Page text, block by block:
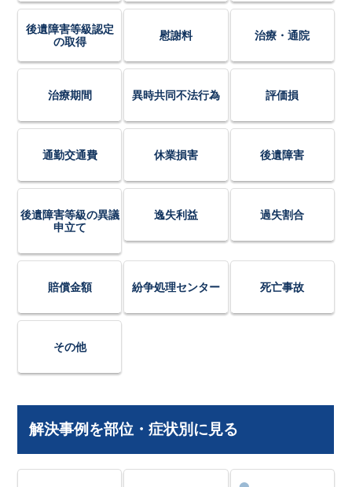
後遺障害等級認定
の取得
慰謝料 治療・通院
治療期間 異時共同不法行為 評価損
通勤交通費 休業損害 後遺障害
後遺障害等級の異議
申立て
逸失利益 過失割合
賠償金額 紛争処理センター 死亡事故
その他
解決事例を部位・症状別に見る